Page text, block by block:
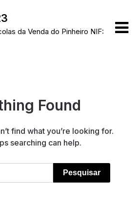
da Venda do Pinheiro NIF:
Found
find what you’re looking for.
searching can help.